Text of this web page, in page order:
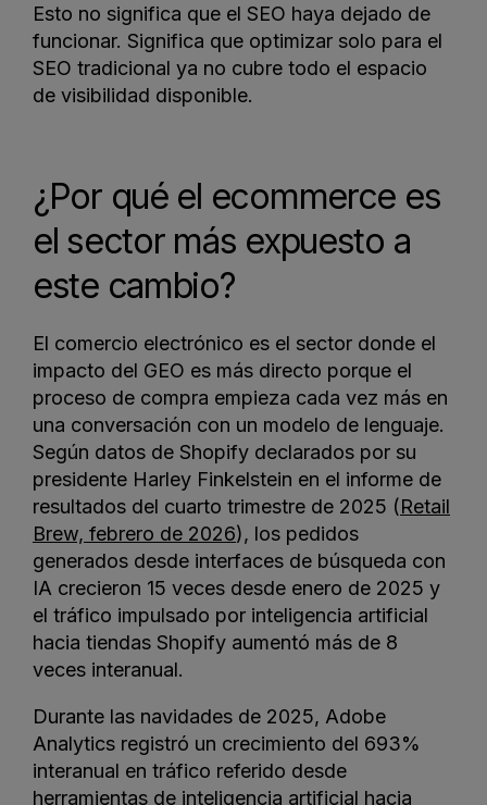
Esto no significa que el SEO haya dejado de
funcionar. Significa que optimizar solo para el
SEO tradicional ya no cubre todo el espacio
de visibilidad disponible.
¿Por qué el ecommerce es
el sector más expuesto a
este cambio?
El comercio electrónico es el sector donde el
impacto del GEO es más directo porque el
proceso de compra empieza cada vez más en
una conversación con un modelo de lenguaje.
Según datos de Shopify declarados por su
presidente Harley Finkelstein en el informe de
resultados del cuarto trimestre de 2025 (Retail
Brew, febrero de 2026), los pedidos
generados desde interfaces de búsqueda con
IA crecieron 15 veces desde enero de 2025 y
el tráfico impulsado por inteligencia artificial
hacia tiendas Shopify aumentó más de 8
veces interanual.
Durante las navidades de 2025, Adobe
Analytics registró un crecimiento del 693%
interanual en tráfico referido desde
herramientas de inteligencia artificial hacia